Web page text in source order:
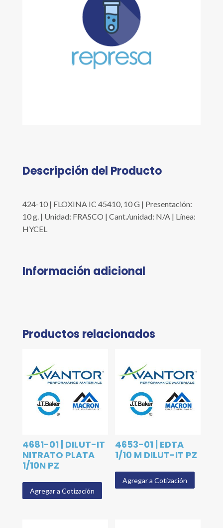
Descripción del Producto
424-10 | FLOXINA IC 45410, 10 G | Presentación:
10 g. | Unidad: FRASCO | Cant./unidad: N/A | Línea:
HYCEL
Información adicional
Productos relacionados
4681-01 | DILUT-IT
NITRATO PLATA
1/10N PZ
Agregar a Cotización
4653-01 | EDTA
1/10 M DILUT-IT PZ
Agregar a Cotización